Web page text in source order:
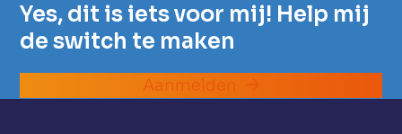
Yes, dit is iets voor mij! Help mij
de switch te maken
Aanmelden